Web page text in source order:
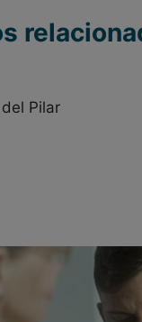
Pilar